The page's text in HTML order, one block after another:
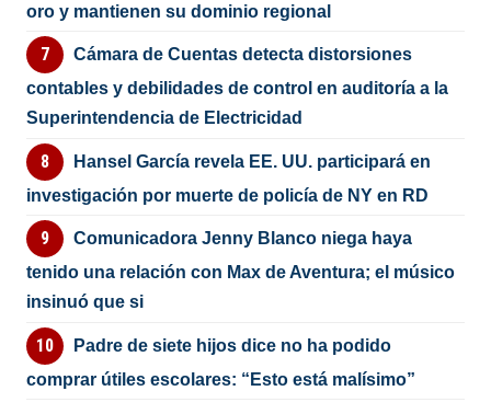
oro y mantienen su dominio regional
Cámara de Cuentas detecta distorsiones
contables y debilidades de control en auditoría a la
Superintendencia de Electricidad
Hansel García revela EE. UU. participará en
investigación por muerte de policía de NY en RD
Comunicadora Jenny Blanco niega haya
tenido una relación con Max de Aventura; el músico
insinuó que si
Padre de siete hijos dice no ha podido
comprar útiles escolares: “Esto está malísimo”